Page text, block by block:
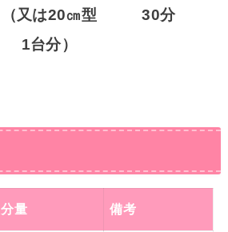
（又は20㎝型
1台分）
30分
分量 備考